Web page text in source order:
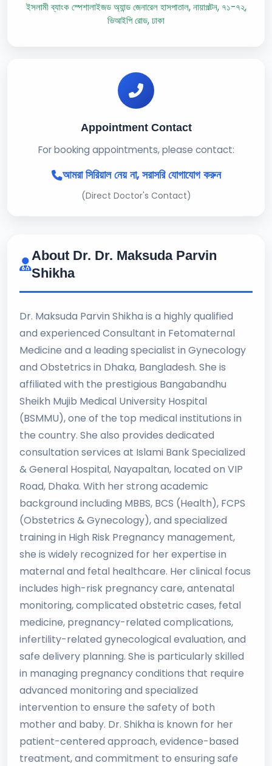
ইসলামী ব্যাংক স্পেশালাইজড অ্যান্ড জেনারেল হাসপাতাল, নায়াপল্টন, ৭১-৭২,
ভিআইপি রোড, ঢাকা
Appointment Contact
For booking appointments, please contact:
আমরা সিরিয়াল নেয় না, সরাসরি যোগাযোগ করুন
(Direct Doctor's Contact)
About Dr. Dr. Maksuda Parvin
Shikha
Dr. Maksuda Parvin Shikha is a highly qualified
and experienced Consultant in Fetomaternal
Medicine and a leading specialist in Gynecology
and Obstetrics in Dhaka, Bangladesh. She is
affiliated with the prestigious Bangabandhu
Sheikh Mujib Medical University Hospital
(BSMMU), one of the top medical institutions in
the country. She also provides dedicated
consultation services at Islami Bank Specialized
& General Hospital, Nayapaltan, located on VIP
Road, Dhaka. With her strong academic
background including MBBS, BCS (Health), FCPS
(Obstetrics & Gynecology), and specialized
training in High Risk Pregnancy management,
she is widely recognized for her expertise in
maternal and fetal healthcare. Her clinical focus
includes high-risk pregnancy care, antenatal
monitoring, complicated obstetric cases, fetal
medicine, pregnancy-related complications,
infertility-related gynecological evaluation, and
safe delivery planning. She is particularly skilled
in managing pregnancy conditions that require
advanced monitoring and specialized
intervention to ensure the safety of both
mother and baby. Dr. Shikha is known for her
patient-centered approach, evidence-based
treatment, and commitment to ensuring safe